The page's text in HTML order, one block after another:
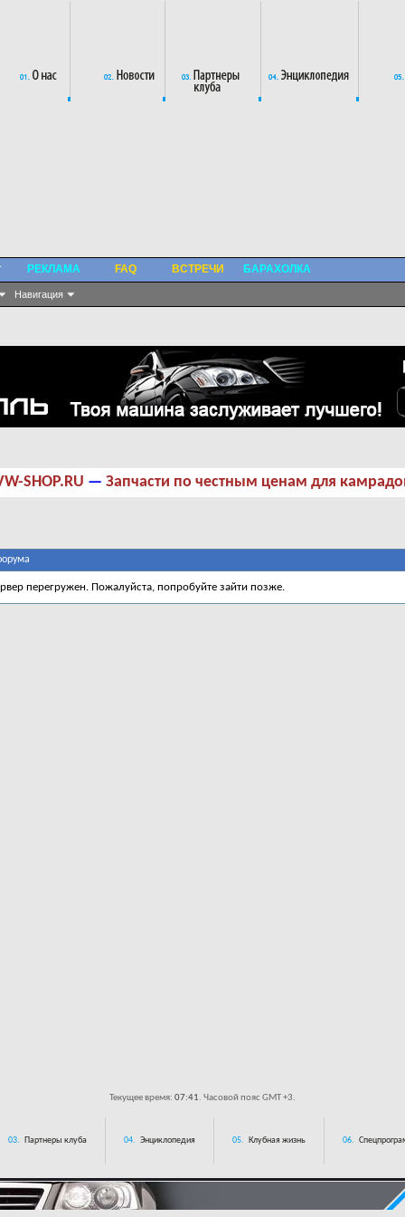
Навигация
РЕКЛАМА FAQ ВСТРЕЧИ БАРАХОЛКА
SHOP.RU — Запчасти по честным ценам для
перегружен. Пожалуйста, попробуйте зайти позже.
Текущее время: 07:41. Часовой пояс GMT +3.
03. Партнеры клуба 04. Энциклопедия 05. Клубная жизнь 06.